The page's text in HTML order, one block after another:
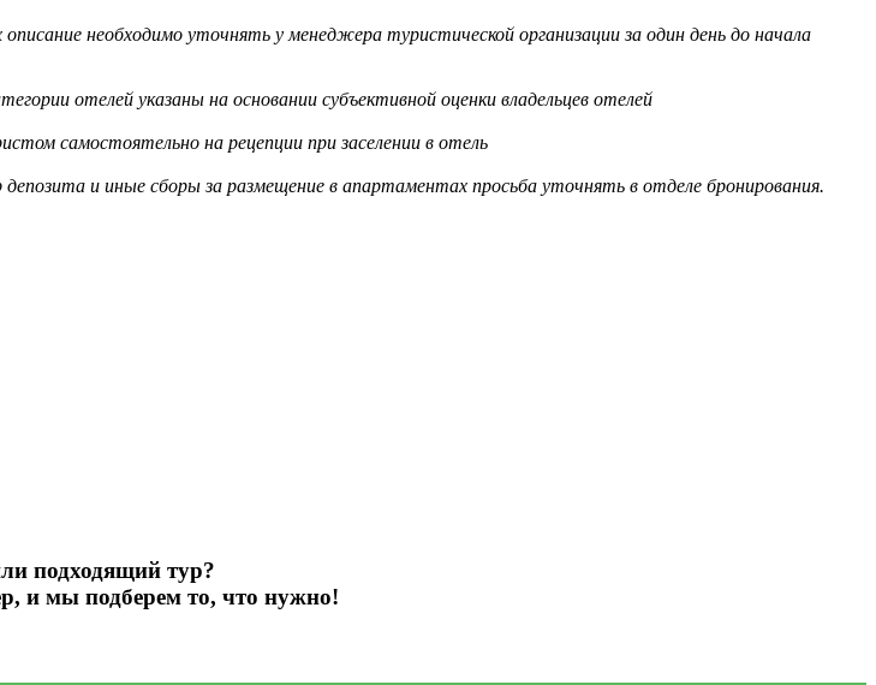
необходимо уточнять у менеджера туристической организации за один день до начала
отелей указаны на основании субъективной оценки владельцев отелей
самостоятельно на рецепции при заселении в отель
и иные сборы за размещение в апартаментах просьба уточнять в отделе бронирования.
подходящий тур?
и мы подберем то, что нужно!